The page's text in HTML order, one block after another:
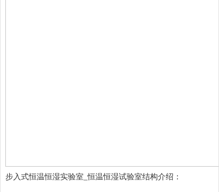
步入式恒温恒湿实验室_恒温恒湿试验室结构介绍：